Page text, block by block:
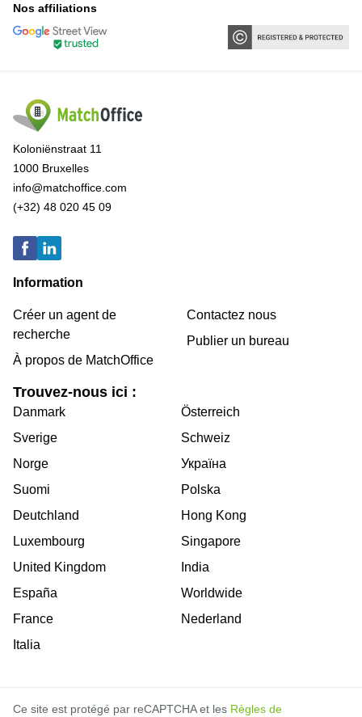
Nos affiliations
Koloniënstraat 11
1000 Bruxelles
info@matchoffice.com
(+32) 48 020 45 09
Information
Créer un agent de
recherche
À propos de MatchOffice
Contactez nous
Publier un bureau
Trouvez-nous ici :
Danmark
Sverige
Norge
Suomi
Deutchland
Luxembourg
United Kingdom
España
France
Italia
Österreich
Schweiz
Україна
Polska
Hong Kong
Singapore
India
Worldwide
Nederland
Ce site est protégé par reCAPTCHA et les Règles de